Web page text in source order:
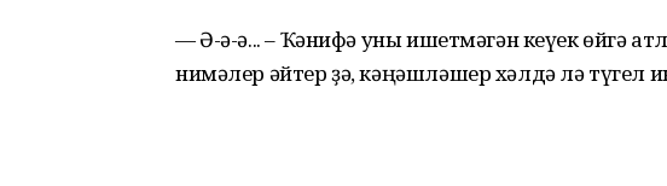
— Ә-ә-ә... – Ҡәнифә уны ишетмәгән кеүек өйгә
нимәлер әйтер ҙә, кәңәшләшер хәлдә лә түгел